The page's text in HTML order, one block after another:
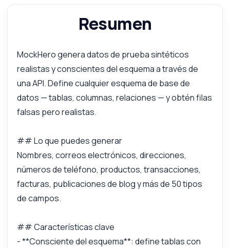
Resumen
MockHero genera datos de prueba sintéticos
realistas y conscientes del esquema a través de
una API. Define cualquier esquema de base de
datos — tablas, columnas, relaciones — y obtén filas
falsas pero realistas.
## Lo que puedes generar
Nombres, correos electrónicos, direcciones,
números de teléfono, productos, transacciones,
facturas, publicaciones de blog y más de 50 tipos
de campos.
## Características clave
- **Consciente del esquema**: define tablas con